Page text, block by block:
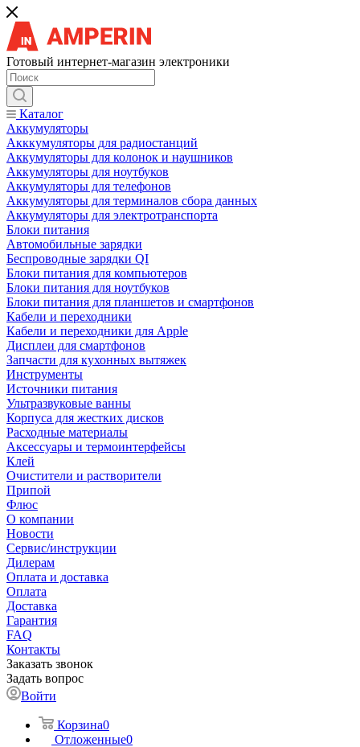
Готовый интернет-магазин электроники
Каталог
Аккумуляторы
Акккумуляторы для радиостанций
Аккумуляторы для колонок и наушников
Аккумуляторы для ноутбуков
Аккумуляторы для телефонов
Аккумуляторы для терминалов сбора данных
Аккумуляторы для электротранспорта
Блоки питания
Автомобильные зарядки
Беспроводные зарядки QI
Блоки питания для компьютеров
Блоки питания для ноутбуков
Блоки питания для планшетов и смартфонов
Кабели и переходники
Кабели и переходники для Apple
Дисплеи для смартфонов
Запчасти для кухонных вытяжек
Инструменты
Источники питания
Ультразвуковые ванны
Корпуса для жестких дисков
Расходные материалы
Аксессуары и термоинтерфейсы
Клей
Очистители и растворители
Припой
Флюс
О компании
Новости
Сервис/инструкции
Дилерам
Оплата и доставка
Оплата
Доставка
Гарантия
FAQ
Контакты
Заказать звонок
Задать вопрос
Войти
Корзина0
Отложенные0